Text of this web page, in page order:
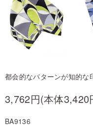
都会的なパターンが知的な
3,762円(本体3,420
BA9136